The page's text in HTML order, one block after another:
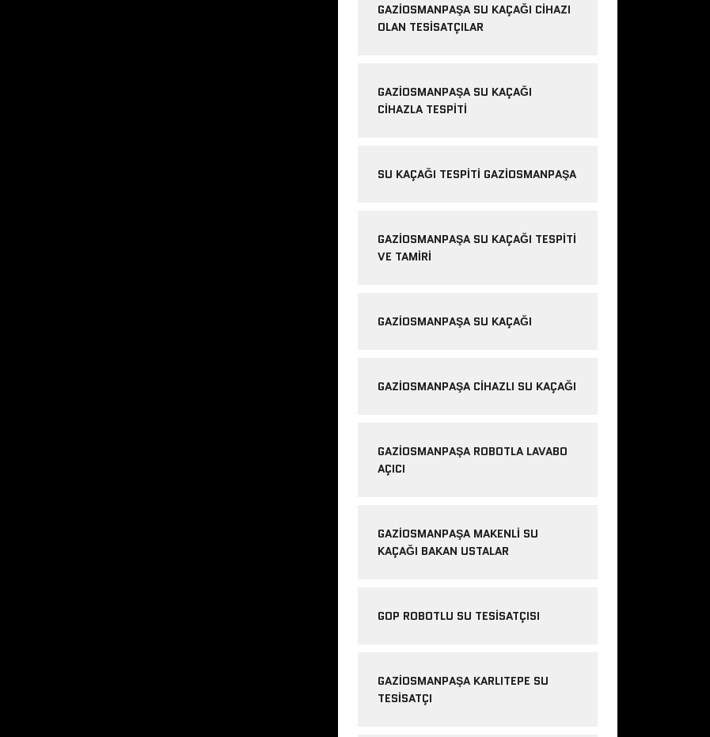
GAZIOSMANPAŞA SU KAÇAĞI CIHAZI
OLAN TESISATÇILAR
GAZIOSMANPAŞA SU KAÇAĞI
CIHAZLA TESPITI
SU KAÇAĞI TESPITI GAZIOSMANPAŞA
GAZIOSMANPAŞA SU KAÇAĞI TESPITI
VE TAMIRI
GAZIOSMANPAŞA SU KAÇAĞI
GAZIOSMANPAŞA CIHAZLI SU KAÇAĞI
GAZIOSMANPAŞA ROBOTLA LAVABO
AÇICI
GAZIOSMANPAŞA MAKENLI SU
KAÇAĞI BAKAN USTALAR
GOP ROBOTLU SU TESISATÇISI
GAZIOSMANPAŞA KARLITEPE SU
TESISATÇI